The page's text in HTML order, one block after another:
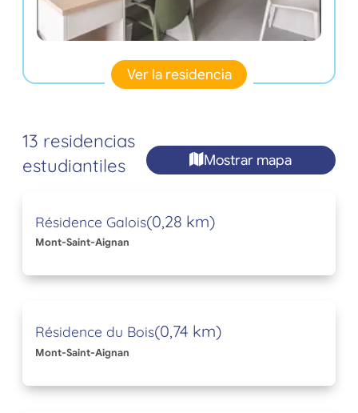
Ver la residencia
13 residencias
estudiantiles
Mostrar mapa
Résidence Galois(0,28 km)
Mont-Saint-Aignan
Résidence du Bois(0,74 km)
Mont-Saint-Aignan